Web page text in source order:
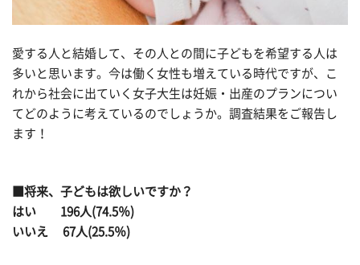
愛する人と結婚して、その人との間に子どもを希望する人は
多いと思います。今は働く女性も増えている時代ですが、こ
れから社会に出ていく女子大生は妊娠・出産のプランについ
てどのように考えているのでしょうか。調査結果をご報告し
ます！
■将来、子どもは欲しいですか？
はい 196人(74.5％)
いいえ 67人(25.5％)